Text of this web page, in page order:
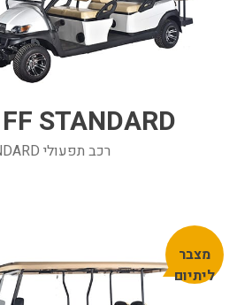
STANDARD
רכב תפעולי STANDARD
מצבר
ליתיום